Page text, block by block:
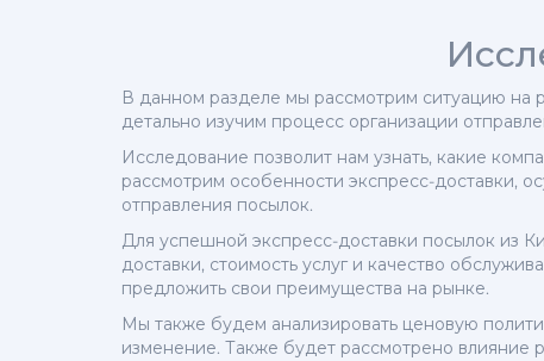
В данном разделе мы рассмотрим ситуацию на
детально изучим процесс организации
Исследование позволит нам узнать, какие
рассмотрим особенности экспресс-доставки,
отправления посылок.
Для успешной экспресс-доставки посылок из
доставки, стоимость услуг и качество
предложить свои преимущества на рынке.
Мы также будем анализировать ценовую
изменение. Также будет рассмотрено влияние